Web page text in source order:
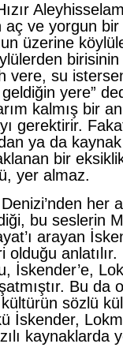
aç ve yorgun
üzerine
birisinin
vere, su
yere”
kalmış bir
gerektirir.
ya da
bir
yer almaz.
her
bu seslerin
arayan
anlatılır.
İskender’e,
Bu da
kültürün sözlü
İskender,
kaynaklarda